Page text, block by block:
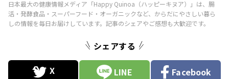
シェアする
LINE Facebook